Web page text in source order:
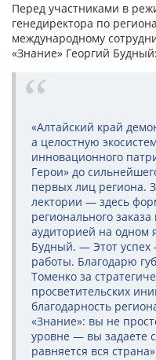
Перед участниками в
генедиректора по
международному
«Знание» Георгий Будный:
«Алтайский край
а целостную
инновационного
Герои» до
первых лиц региона.
лектории — здесь
регионального
аудиторией на одном
Будный. — Этот успех
работы. Благодарю
Томенко за
просветительских
благодарность
«Знание»: вы не
уровне — вы задаете
равняется вся